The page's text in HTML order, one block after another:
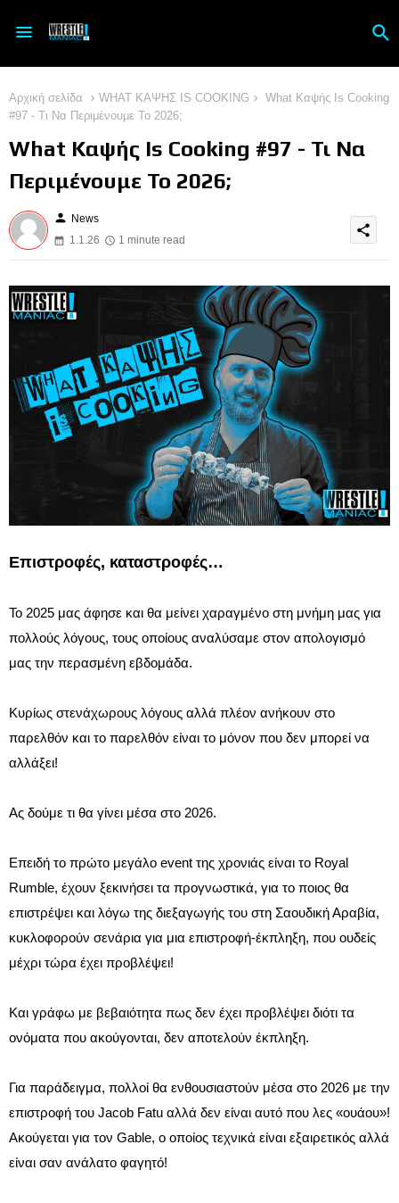
Αρχική σελίδα WHAT ΚΑΨΗΣ IS COOKING
What Καψής Is Cooking
#97 - Τι Να Περιμένουμε Το 2026;
What Καψής Is Cooking #97 - Τι Να
Περιμένουμε Το 2026;
person News
1.1.26
1 minute read
share
Επιστροφές, καταστροφές…
Το 2025 μας άφησε και θα μείνει χαραγμένο στη μνήμη μας για
πολλούς λόγους, τους οποίους αναλύσαμε στον απολογισμό
μας την περασμένη εβδομάδα.
Κυρίως στενάχωρους λόγους αλλά πλέον ανήκουν στο
παρελθόν και το παρελθόν είναι το μόνον που δεν μπορεί να
αλλάξει!
Ας δούμε τι θα γίνει μέσα στο 2026.
Επειδή το πρώτο μεγάλο event της χρονιάς είναι το Royal
Rumble, έχουν ξεκινήσει τα προγνωστικά, για το ποιος θα
επιστρέψει και λόγω της διεξαγωγής του στη Σαουδική Αραβία,
κυκλοφορούν σενάρια για μια επιστροφή-έκπληξη, που ουδείς
μέχρι τώρα έχει προβλέψει!
Και γράφω με βεβαιότητα πως δεν έχει προβλέψει διότι τα
ονόματα που ακούγονται, δεν αποτελούν έκπληξη.
Για παράδειγμα, πολλοί θα ενθουσιαστούν μέσα στο 2026 με την
επιστροφή του Jacob Fatu αλλά δεν είναι αυτό που λες «ουάου»!
Ακούγεται για τον Gable, ο οποίος τεχνικά είναι εξαιρετικός αλλά
είναι σαν ανάλατο φαγητό!